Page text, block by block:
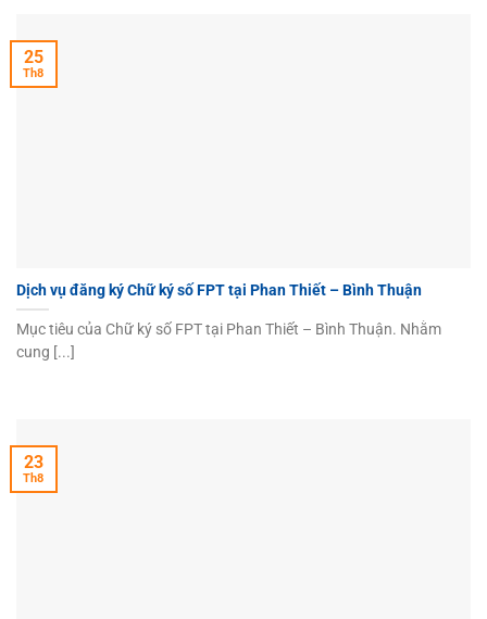
Dịch vụ đăng ký Chữ ký số FPT tại Phan Thiết – Bình Thuận
Mục tiêu của Chữ ký số FPT tại Phan Thiết – Bình Thuận. Nhằm
cung [...]
25
Th8
23
Th8